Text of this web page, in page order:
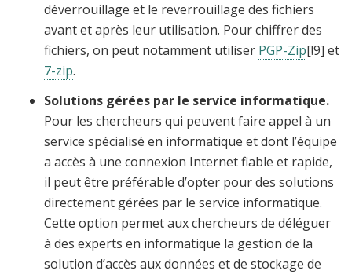
déverrouillage et le reverrouillage des fichiers
avant et après leur utilisation. Pour chiffrer des
fichiers, on peut notamment utiliser PGP-Zip[!9] et
7-zip.
Solutions gérées par le service informatique.
Pour les chercheurs qui peuvent faire appel à un
service spécialisé en informatique et dont l’équipe
a accès à une connexion Internet fiable et rapide,
il peut être préférable d’opter pour des solutions
directement gérées par le service informatique.
Cette option permet aux chercheurs de déléguer
à des experts en informatique la gestion de la
solution d’accès aux données et de stockage de